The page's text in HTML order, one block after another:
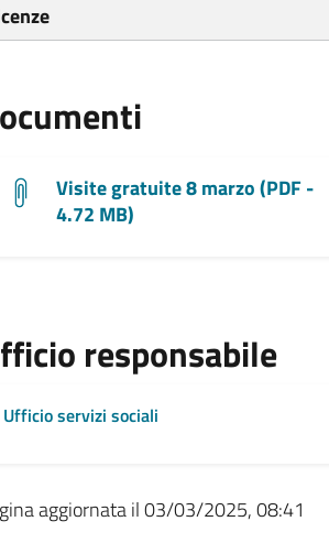
Visite gratuite 8 marzo (PDF -
4.72 MB)
responsabile
Ufficio servizi sociali
aggiornata il 03/03/2025, 08:41